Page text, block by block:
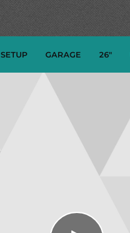
SETUP GARAGE 26″